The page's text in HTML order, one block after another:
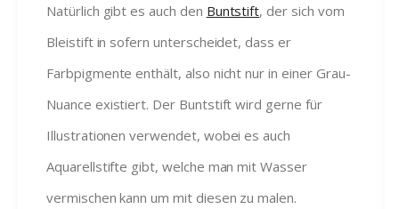
Natürlich gibt es auch den Buntstift, der sich vom
Bleistift in sofern unterscheidet, dass er
Farbpigmente enthält, also nicht nur in einer Grau-
Nuance existiert. Der Buntstift wird gerne für
Illustrationen verwendet, wobei es auch
Aquarellstifte gibt, welche man mit Wasser
vermischen kann um mit diesen zu malen.